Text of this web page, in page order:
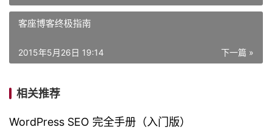
客座博客终极指南
下一篇 »
2015年5月26日 19:14
相关推荐
WordPress SEO 完全手册（入门版）